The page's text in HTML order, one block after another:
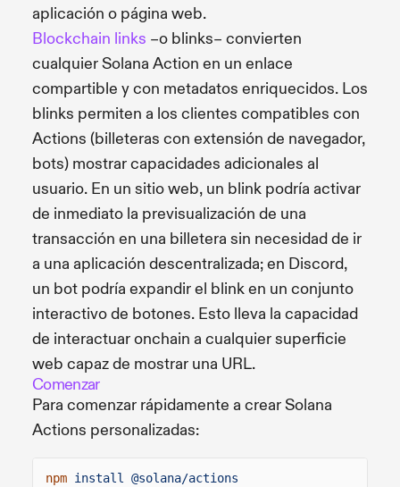
aplicación o página web.
Blockchain links –o blinks– convierten
cualquier Solana Action en un enlace
compartible y con metadatos enriquecidos. Los
blinks permiten a los clientes compatibles con
Actions (billeteras con extensión de navegador,
bots) mostrar capacidades adicionales al
usuario. En un sitio web, un blink podría activar
de inmediato la previsualización de una
transacción en una billetera sin necesidad de ir
a una aplicación descentralizada; en Discord,
un bot podría expandir el blink en un conjunto
interactivo de botones. Esto lleva la capacidad
de interactuar onchain a cualquier superficie
web capaz de mostrar una URL.
Comenzar
Para comenzar rápidamente a crear Solana
Actions personalizadas:
npm install @solana/actions